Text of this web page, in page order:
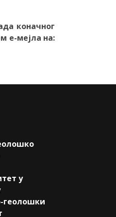
коначног
е-мејла на:
у
геолошки